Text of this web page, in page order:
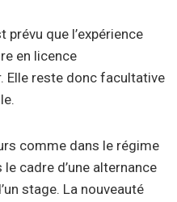
que l’expérience
en licence
Elle reste donc facultative
comme dans le régime
cadre d’une alternance
stage. La nouveauté